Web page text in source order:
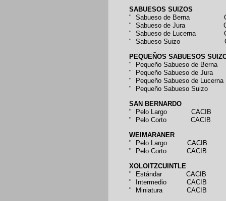
SABUESOS SUIZOS
" Sabueso de Berna
" Sabueso de Jura
" Sabueso de Lucerna
" Sabueso Suizo
PEQUEÑOS SABUESOS
" Pequeño Sabueso de
" Pequeño Sabueso de
" Pequeño Sabueso de
" Pequeño Sabueso
SAN BERNARDO
" Pelo Largo CACIB
" Pelo Corto CACIB
WEIMARANER
" Pelo Largo CACIB
" Pelo Corto CACIB
XOLOITZCUINTLE
" Estándar CACIB
" Intermedio CACIB
" Miniatura CACIB